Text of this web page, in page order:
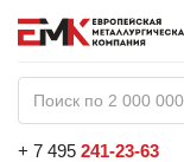
+ 7 495 241-23-63